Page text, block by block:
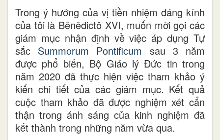
Trong ý hướng của vị tiền nhiệm đáng kính
của tôi là Bênêđictô XVI, muốn mời gọi các
giám mục nhận định về việc áp dụng Tự
sắc Summorum Pontificum sau 3 năm
được phổ biến, Bộ Giáo lý Đức tin trong
năm 2020 đã thực hiện việc tham khảo ý
kiến chi tiết của các giám mục. Kết quả
cuộc tham khảo đã được nghiệm xét cẩn
thận trong ánh sáng của kinh nghiệm đã
kết thành trong những năm vừa qua.